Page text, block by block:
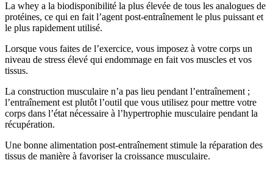
La whey a la biodisponibilité la plus élevée de tous les analogues de
protéines, ce qui en fait l’agent post-entraînement le plus puissant et
le plus rapidement utilisé.
Lorsque vous faites de l’exercice, vous imposez à votre corps un
niveau de stress élevé qui endommage en fait vos muscles et vos
tissus.
La construction musculaire n’a pas lieu pendant l’entraînement ;
l’entraînement est plutôt l’outil que vous utilisez pour mettre votre
corps dans l’état nécessaire à l’hypertrophie musculaire pendant la
récupération.
Une bonne alimentation post-entraînement stimule la réparation des
tissus de manière à favoriser la croissance musculaire.